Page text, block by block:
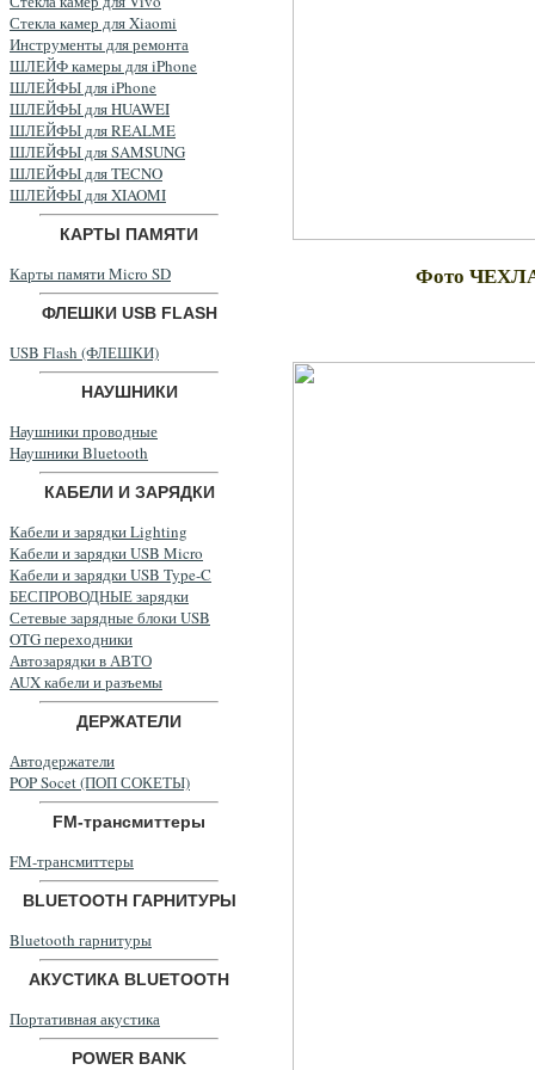
Стекла камер для Xiaomi
Инструменты для ремонта
ШЛЕЙФ камеры для iPhone
ШЛЕЙФЫ для iPhone
ШЛЕЙФЫ для HUAWEI
ШЛЕЙФЫ для REALME
ШЛЕЙФЫ для SAMSUNG
ШЛЕЙФЫ для TECNO
ШЛЕЙФЫ для XIAOMI
КАРТЫ ПАМЯТИ
Карты памяти Micro SD
ФЛЕШКИ USB FLASH
USB Flash (ФЛЕШКИ)
НАУШНИКИ
Наушники проводные
Наушники Bluetooth
КАБЕЛИ И ЗАРЯДКИ
Кабели и зарядки Lighting
Кабели и зарядки USB Micro
Кабели и зарядки USB Type-C
БЕСПРОВОДНЫЕ зарядки
Сетевые зарядные блоки USB
OTG переходники
Автозарядки в АВТО
AUX кабели и разъемы
ДЕРЖАТЕЛИ
Автодержатели
POP Socet (ПОП СОКЕТЫ)
FM-трансмиттеры
FM-трансмиттеры
BLUETOOTH ГАРНИТУРЫ
Bluetooth гарнитуры
АКУСТИКА BLUETOOTH
Портативная акустика
POWER BANK
Фото